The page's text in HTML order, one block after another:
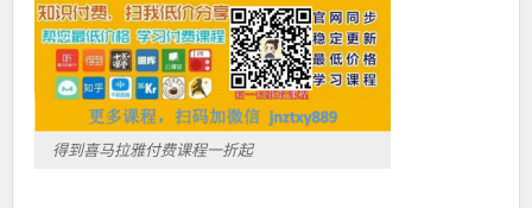
得到喜马拉雅付费课程一折起